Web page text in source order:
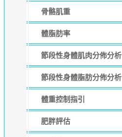
骨骼肌重
體脂肪率
節段性身體肌肉分佈分析
節段性身體脂肪分佈分析
體重控制指引
肥胖評估